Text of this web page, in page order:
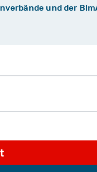
und der